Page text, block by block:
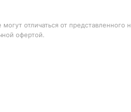
отличаться от представленного
офертой.